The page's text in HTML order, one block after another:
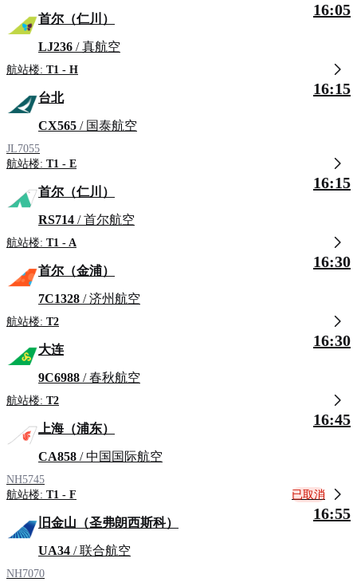
首尔（仁川）
LJ236 / 真航空
航站楼: T1 - H
16:05
台北
CX565 / 国泰航空
JL7055
航站楼: T1 - E
16:15
首尔（仁川）
RS714 / 首尔航空
航站楼: T1 - A
16:15
首尔（金浦）
7C1328 / 济州航空
航站楼: T2
16:30
大连
9C6988 / 春秋航空
航站楼: T2
16:30
上海（浦东）
CA858 / 中国国际航空
NH5745
航站楼: T1 - F
16:45
已取消
旧金山（圣弗朗西斯科）
UA34 / 联合航空
NH7070
16:55